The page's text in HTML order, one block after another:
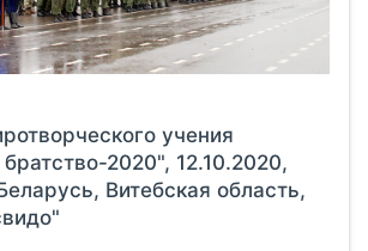
учения
2020", 12.10.2020,
Витебская область,